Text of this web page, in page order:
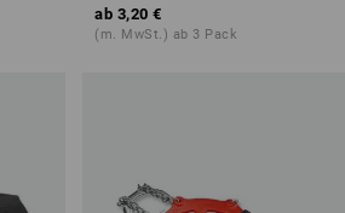
ab 3,20 €
(m. MwSt.) ab 3 Pack